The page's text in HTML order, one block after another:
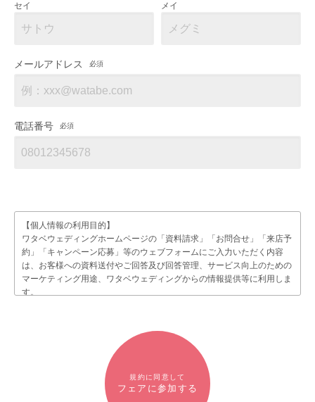
セイ メイ
メールアドレス 必須
電話番号 必須
【個人情報の利用目的】
ワタベウェディングホームページの「資料請求」「お問合せ」「来店予
約」「キャンペーン応募」等のウェブフォームにご入力いただく内容
は、お客様への資料送付やご回答及び回答管理、サービス向上のための
マーケティング用途、ワタベウェディングからの情報提供等に利用しま
す。
規約に同意して
フェアに参加する